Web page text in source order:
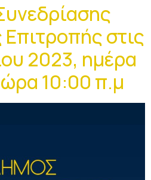
στις
2023, ημέρα
10:00 π.μ